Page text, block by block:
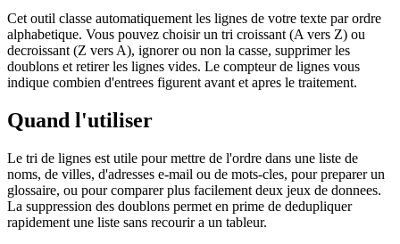
Cet outil classe automatiquement les lignes de votre texte par ordre
alphabetique. Vous pouvez choisir un tri croissant (A vers Z) ou
decroissant (Z vers A), ignorer ou non la casse, supprimer les
doublons et retirer les lignes vides. Le compteur de lignes vous
indique combien d'entrees figurent avant et apres le traitement.
Quand l'utiliser
Le tri de lignes est utile pour mettre de l'ordre dans une liste de
noms, de villes, d'adresses e-mail ou de mots-cles, pour preparer un
glossaire, ou pour comparer plus facilement deux jeux de donnees.
La suppression des doublons permet en prime de dedupliquer
rapidement une liste sans recourir a un tableur.